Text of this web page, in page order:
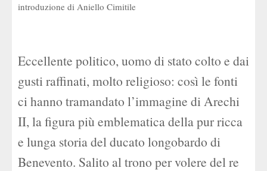
introduzione di Aniello Cimitile
Eccellente politico, uomo di stato colto e dai
gusti raffinati, molto religioso: così le fonti
ci hanno tramandato l’immagine di Arechi
II, la figura più emblematica della pur ricca
e lunga storia del ducato longobardo di
Benevento. Salito al trono per volere del re